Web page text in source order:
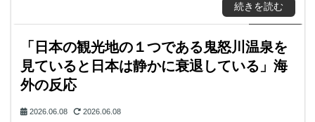
続きを読む
「日本の観光地の１つである鬼怒川温泉を
見ていると日本は静かに衰退している」海
外の反応
2026.06.08 2026.06.08